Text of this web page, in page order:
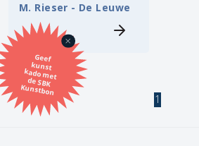
Geef
kunst
kado met
de SBK
Kunstbon
Onderwerp
Techniek
Kunstenaar
M. Rieser - De Leuwe
1